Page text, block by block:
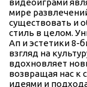
видеоиграми
мире
существовать и
стиль в целом.
Ап и эстетики 8-
взгляд на
вдохновляет
возвращая нас
идеями и